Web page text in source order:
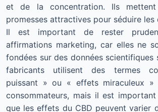
et de la concentration. Ils
promesses attractives pour séduire les
Il est important de rester
affirmations marketing, car elles ne
fondées sur des données scientifiques
fabricants utilisent des termes
puissant » ou « effets miraculeux
consommateurs, mais il est
que les effets du CBD peuvent varier